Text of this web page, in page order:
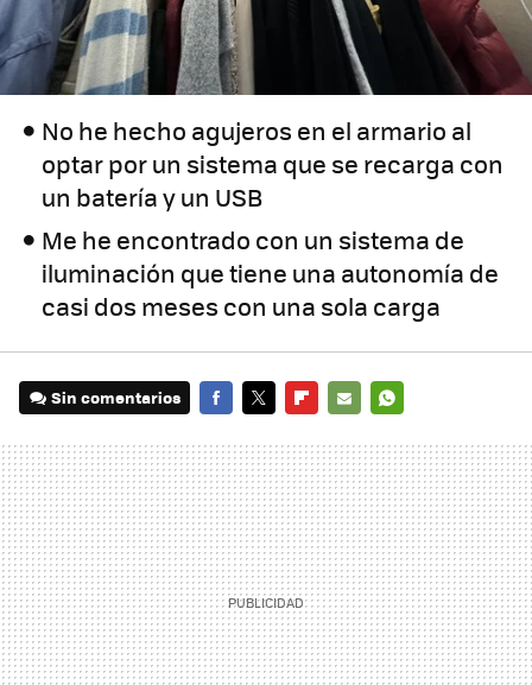
No he hecho agujeros en el armario al
optar por un sistema que se recarga con
un batería y un USB
Me he encontrado con un sistema de
iluminación que tiene una autonomía de
casi dos meses con una sola carga
Sin comentarios
MAIL